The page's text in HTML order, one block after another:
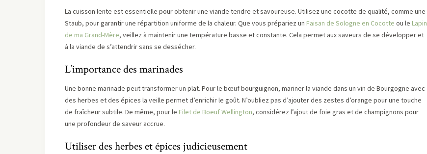
La cuisson lente est essentielle pour obtenir une viande tendre et savoureuse. Utilisez une cocotte de qualité, comme une
Staub, pour garantir une répartition uniforme de la chaleur. Que vous prépariez un Faisan de Sologne en Cocotte ou le Lapin
de ma Grand-Mère, veillez à maintenir une température basse et constante. Cela permet aux saveurs de se développer et
à la viande de s’attendrir sans se dessécher.
L’importance des marinades
Une bonne marinade peut transformer un plat. Pour le bœuf bourguignon, mariner la viande dans un vin de Bourgogne avec
des herbes et des épices la veille permet d’enrichir le goût. N’oubliez pas d’ajouter des zestes d’orange pour une touche
de fraîcheur subtile. De même, pour le Filet de Boeuf Wellington, considérez l’ajout de foie gras et de champignons pour
une profondeur de saveur accrue.
Utiliser des herbes et épices judicieusement